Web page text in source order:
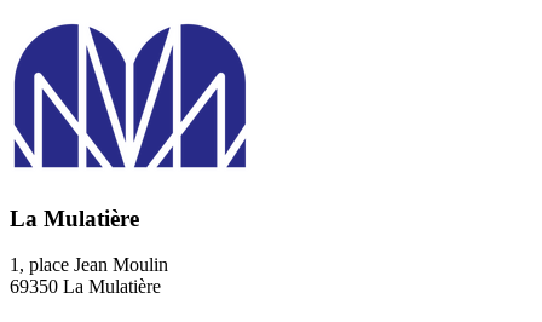
La Mulatière
1, place Jean Moulin
69350 La Mulatière